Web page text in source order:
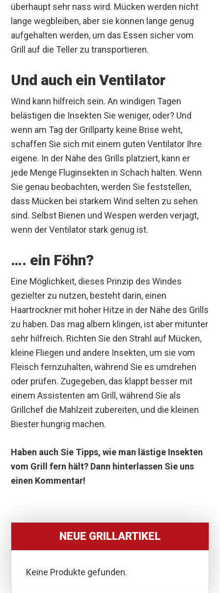
überhaupt sehr nass wird. Mücken werden nicht
lange wegbleiben, aber sie können lange genug
aufgehalten werden, um das Essen sicher vom
Grill auf die Teller zu transportieren.
Und auch ein Ventilator
Wind kann hilfreich sein. An windigen Tagen
belästigen die Insekten Sie weniger, oder? Und
wenn am Tag der Grillparty keine Brise weht,
schaffen Sie sich mit einem guten Ventilator Ihre
eigene. In der Nähe des Grills platziert, kann er
jede Menge Fluginsekten in Schach halten. Wenn
Sie genau beobachten, werden Sie feststellen,
dass Mücken bei starkem Wind selten zu sehen
sind. Selbst Bienen und Wespen werden verjagt,
wenn der Ventilator stark genug ist.
…. ein Föhn?
Eine Möglichkeit, dieses Prinzip des Windes
gezielter zu nutzen, besteht darin, einen
Haartrockner mit hoher Hitze in der Nähe des Grills
zu haben. Das mag albern klingen, ist aber mitunter
sehr hilfreich. Richten Sie den Strahl auf Mücken,
kleine Fliegen und andere Insekten, um sie vom
Fleisch fernzuhalten, während Sie es umdrehen
oder prüfen. Zugegeben, das klappt besser mit
einem Assistenten am Grill, während Sie als
Grillchef die Mahlzeit zubereiten, und die kleinen
Biester hungrig machen.
Haben auch Sie Tipps, wie man lästige Insekten
vom Grill fern hält? Dann hinterlassen Sie uns
einen Kommentar!
NEUE GRILLARTIKEL
Keine Produkte gefunden.